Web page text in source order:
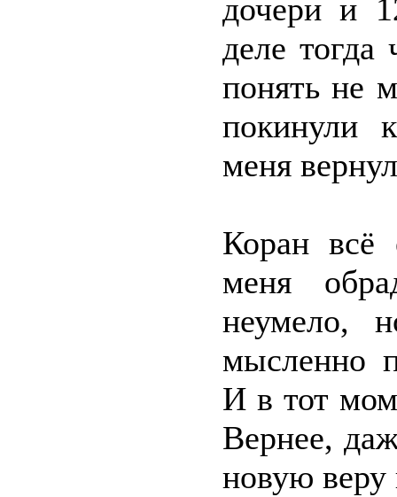
дочери и
деле тогда
понять не
покинули
меня
Коран всё
меня
неумело,
мысленно
И в тот
Вернее,
новую веру